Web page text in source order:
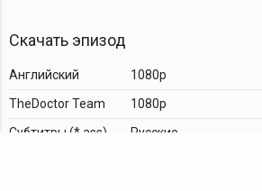
Скачать эпизод
Английский
1080p
TheDoctor Team
1080p
Cубтитры (*.ass)
Русские